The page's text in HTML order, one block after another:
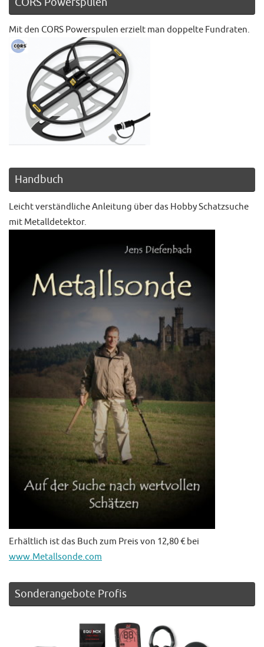
Mit den CORS Powerspulen erzielt man doppelte Fundraten.
Handbuch
Leicht verständliche Anleitung über das Hobby Schatzsuche
mit Metalldetektor.
Erhältlich ist das Buch zum Preis von 12,80 € bei
www.Metallsonde.com
Sonderangebote Profis